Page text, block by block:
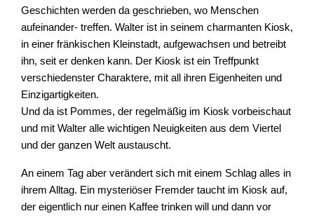
Geschichten werden da geschrieben, wo Menschen
aufeinander- treffen. Walter ist in seinem charmanten Kiosk,
in einer fränkischen Kleinstadt, aufgewachsen und betreibt
ihn, seit er denken kann. Der Kiosk ist ein Treffpunkt
verschiedenster Charaktere, mit all ihren Eigenheiten und
Einzigartigkeiten.
Und da ist Pommes, der regelmäßig im Kiosk vorbeischaut
und mit Walter alle wichtigen Neuigkeiten aus dem Viertel
und der ganzen Welt austauscht.
An einem Tag aber verändert sich mit einem Schlag alles in
ihrem Alltag. Ein mysteriöser Fremder taucht im Kiosk auf,
der eigentlich nur einen Kaffee trinken will und dann vor